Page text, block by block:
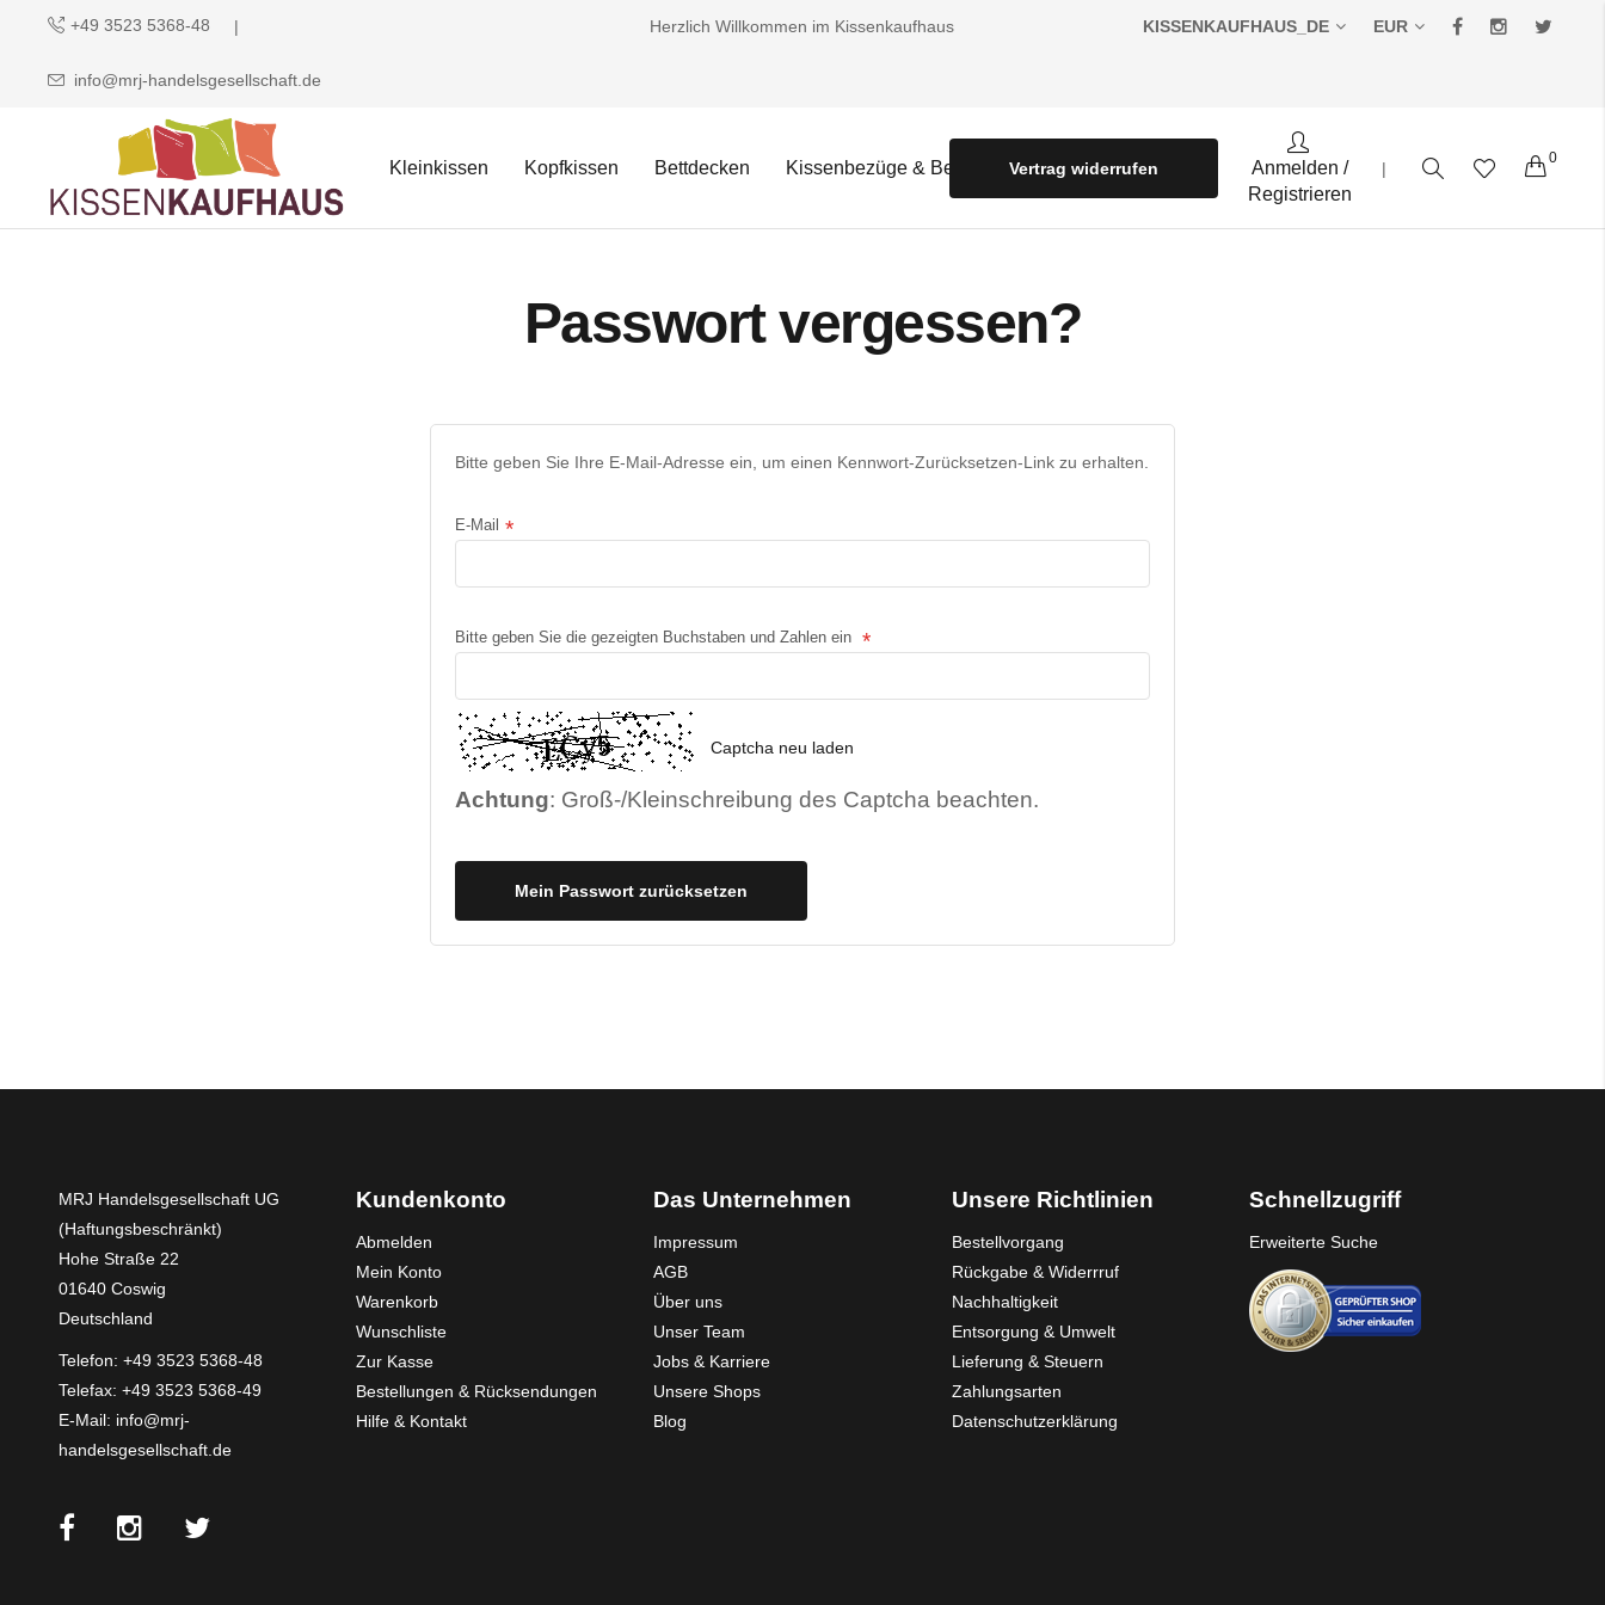
+49 3523 5368-48
info@mrj-handelsgesellschaft.de
Herzlich Willkommen im Kissenkaufhaus KISSENKAUFHAUS_DE EUR
Kleinkissen Kopfkissen Bettdecken Kissenbezüge & Bettwäsche B-Ware
Vertrag widerrufen Anmelden /
Registrieren
|
0
Passwort vergessen?
Bitte geben Sie Ihre E-Mail-Adresse ein, um einen Kennwort-Zurücksetzen-Link zu erhalten.
E-Mail
Bitte geben Sie die gezeigten Buchstaben und Zahlen ein
Captcha neu laden
Achtung: Groß-/Kleinschreibung des Captcha beachten.
Mein Passwort zurücksetzen
MRJ Handelsgesellschaft UG
(Haftungsbeschränkt)
Hohe Straße 22
01640 Coswig
Deutschland
Telefon: +49 3523 5368-48
Telefax: +49 3523 5368-49
E-Mail: info@mrj-
handelsgesellschaft.de
Kundenkonto
Abmelden
Mein Konto
Warenkorb
Wunschliste
Zur Kasse
Bestellungen & Rücksendungen
Hilfe & Kontakt
Das Unternehmen
Impressum
AGB
Über uns
Unser Team
Jobs & Karriere
Unsere Shops
Blog
Unsere Richtlinien
Bestellvorgang
Rückgabe & Widerrruf
Nachhaltigkeit
Entsorgung & Umwelt
Lieferung & Steuern
Zahlungsarten
Datenschutzerklärung
Schnellzugriff
Erweiterte Suche